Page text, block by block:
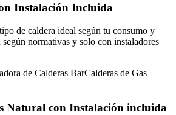
Instalación Incluida
de caldera ideal según tu consumo y
según normativas y solo con instaladores
Natural con Instalación incluida